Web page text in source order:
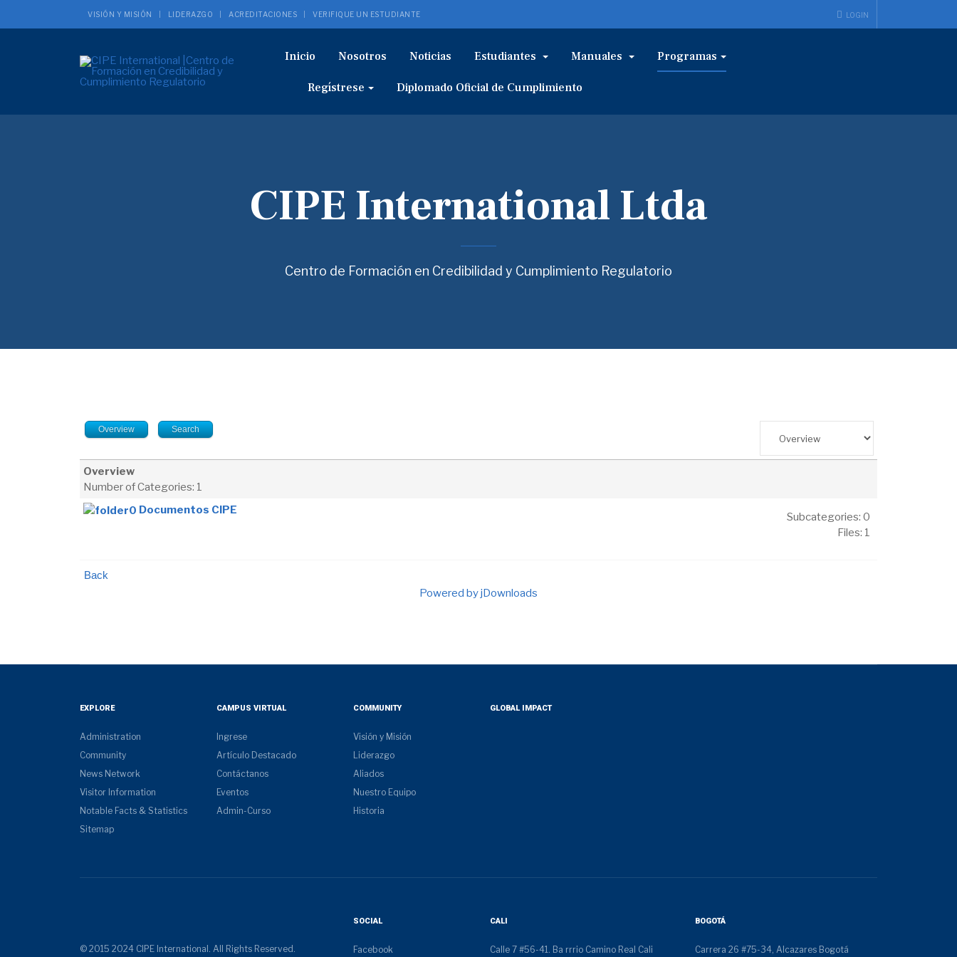
VISIÓN Y MISIÓN LIDERAZGO ACREDITACIONES VERIFIQUE UN ESTUDIANTE LOGIN
Inicio Nosotros Noticias Estudiantes Manuales Programas
Regístrese Diplomado Oficial de Cumplimiento
CIPE International Ltda
Centro de Formación en Credibilidad y Cumplimiento Regulatorio
Overview Search
Overview
Number of Categories: 1
Documentos CIPE
Subcategories: 0
Files: 1
Back
Powered by jDownloads
EXPLORE
Administration
Community
News Network
Visitor Information
Notable Facts & Statistics
Sitemap
CAMPUS VIRTUAL
Ingrese
Artículo Destacado
Contáctanos
Eventos
Admin-Curso
COMMUNITY
Visión y Misión
Liderazgo
Aliados
Nuestro Equipo
Historia
GLOBAL IMPACT
© 2015 2024 CIPE International. All Rights Reserved.
SOCIAL
Facebook
CALI
Calle 7 #56-41. Ba rrrio Camino Real Cali
BOGOTÁ
Carrera 26 #75-34, Alcazares Bogotá